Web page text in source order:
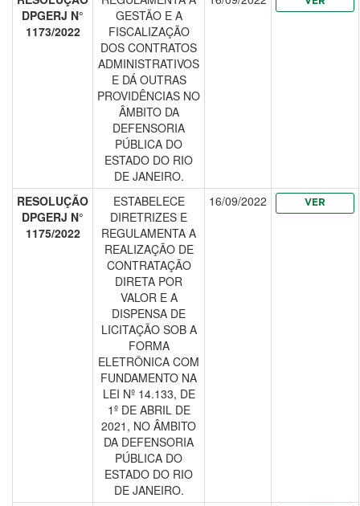
DPGERJ N°
1173/2022
GESTÃO E A
FISCALIZAÇÃO
DOS CONTRATOS
ADMINISTRATIVOS
E DÁ OUTRAS
PROVIDÊNCIAS NO
ÂMBITO DA
DEFENSORIA
PÚBLICA DO
ESTADO DO RIO
DE JANEIRO.
RESOLUÇÃO
DPGERJ N°
1175/2022
ESTABELECE
DIRETRIZES E
REGULAMENTA A
REALIZAÇÃO DE
CONTRATAÇÃO
DIRETA POR
VALOR E A
DISPENSA DE
LICITAÇÃO SOB A
FORMA
ELETRÔNICA COM
FUNDAMENTO NA
LEI Nº 14.133, DE
1º DE ABRIL DE
2021, NO ÂMBITO
DA DEFENSORIA
PÚBLICA DO
ESTADO DO RIO
DE JANEIRO.
16/09/2022 VER